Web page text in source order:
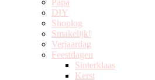
Papa
DIY
Shoplog
Smakelijk!
Verjaardag
Feestdagen
Sinterklaas
Kerst